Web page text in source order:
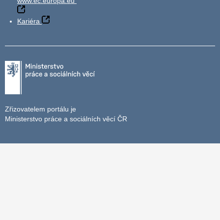
Kariéra
Zřizovatelem portálu je
Ministerstvo práce a sociálních věcí ČR